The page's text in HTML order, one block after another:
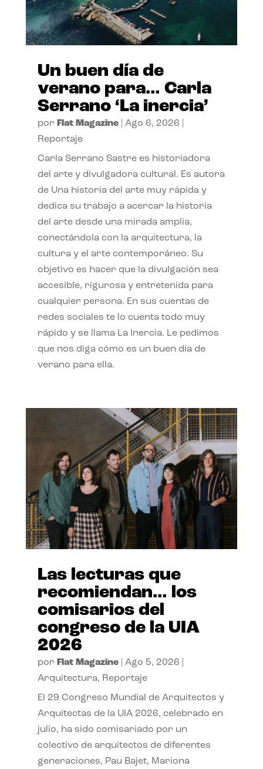
Un buen día de
verano para… Carla
Serrano ‘La inercia’
por Flat Magazine| Ago 6, 2026
Reportaje
Carla Serrano Sastre es historiadora
del arte y divulgadora cultural. Es autora
de Una historia del arte muy rápida y
dedica su trabajo a acercar la historia
del arte desde una mirada amplia,
conectándola con la arquitectura, la
cultura y el arte contemporáneo. Su
objetivo es hacer que la divulgación sea
accesible, rigurosa y entretenida para
cualquier persona. En sus cuentas de
redes sociales te lo cuenta todo muy
rápido y se llama La Inercia. Le pedimos
que nos diga cómo es un buen día de
verano para ella.
Las lecturas que
recomiendan… los
comisarios del
congreso de la UIA
2026
por Flat Magazine| Ago 5, 2026
Arquitectura, Reportaje
El 29 Congreso Mundial de Arquitectos y
Arquitectas de la UIA 2026, celebrado en
julio, ha sido comisariado por un
colectivo de arquitectos de diferentes
generaciones, Pau Bajet, Mariona